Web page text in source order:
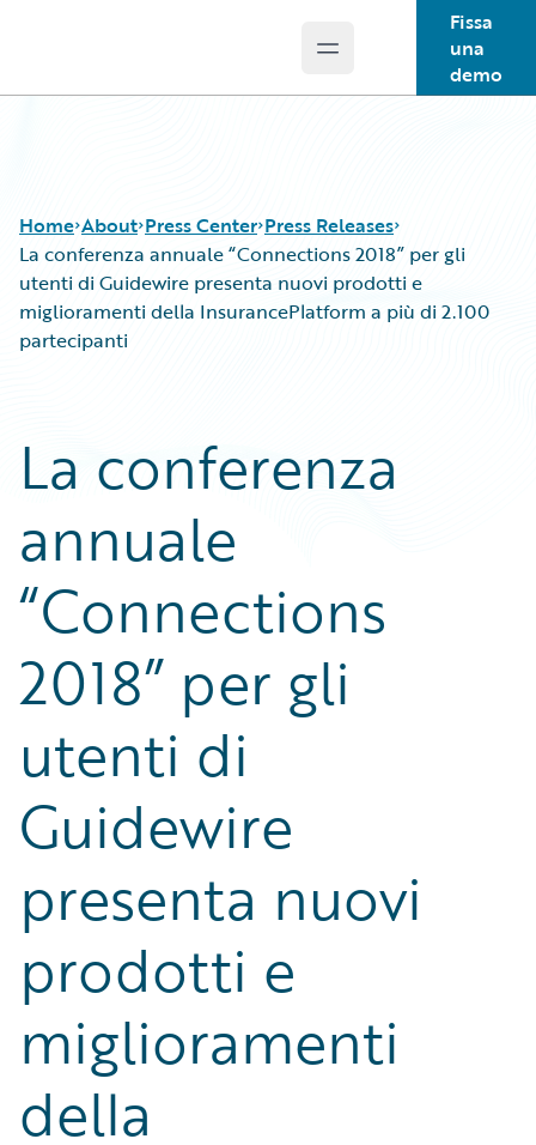
Open main menu
Fissa
una
demo
Home About Press Center Press Releases
La conferenza annuale “Connections 2018” per gli
utenti di Guidewire presenta nuovi prodotti e
miglioramenti della InsurancePlatform a più di 2.100
partecipanti
La conferenza
annuale
“Connections
2018” per gli
utenti di
Guidewire
presenta nuovi
prodotti e
miglioramenti
della